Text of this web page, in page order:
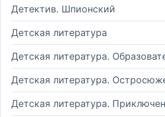
Детектив. Шпионский
Детская литература
Детская литература.
Детская литература.
Детская литература.